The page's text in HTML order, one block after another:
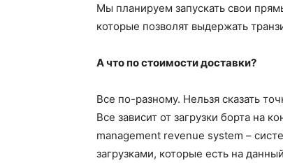
Мы планируем запускать свои
которые позволят выдержать
А что по стоимости доставки?
Все по-разному. Нельзя сказать
Все зависит от загрузки борта на
management revenue system –
загрузками, которые есть на